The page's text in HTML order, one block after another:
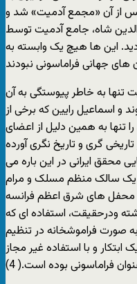
از آن «مجمع آدمیت» شد و
شاه، جامع آدمیت توسط
این ها هیچ یک وابسته به
تنها به خاطر پیوستگی به آن
و اسماعیل رایین که برخی از
به همین دلیل از اعضای
گری و تاریخ نگری آورده
محقق ایرانی در این باره می
یک سالک منظم مسلک و مرام
محفل های شرق اعظم فرانسه
ودرحقیقت، استفاده ای که
صورت فراموشخانه در تنظیم
و با استفاده غیر مجاز
فراماسونی بوده است.( 4)